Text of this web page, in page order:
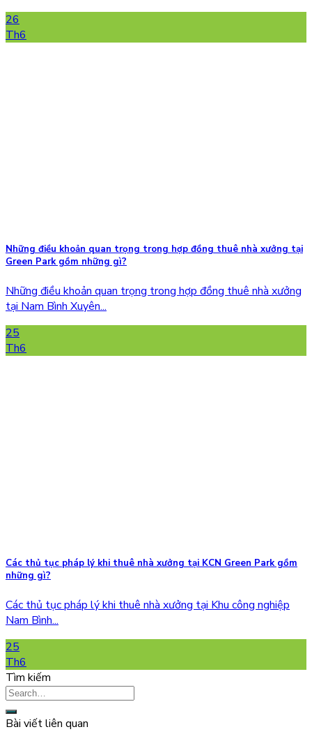
26
Th6
Những điều khoản quan trọng trong hợp đồng thuê nhà xưởng tại
Green Park gồm những gì?
Những điều khoản quan trọng trong hợp đồng thuê nhà xưởng
tại Nam Bình Xuyên...
25
Th6
Các thủ tục pháp lý khi thuê nhà xưởng tại KCN Green Park gồm
những gì?
Các thủ tục pháp lý khi thuê nhà xưởng tại Khu công nghiệp
Nam Bình...
25
Th6
Tìm kiếm
Bài viết liên quan